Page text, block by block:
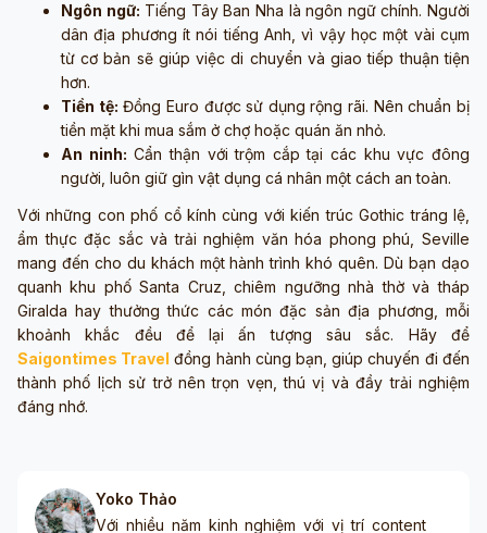
Ngôn ngữ: Tiếng Tây Ban Nha là ngôn ngữ chính. Người
dân địa phương ít nói tiếng Anh, vì vậy học một vài cụm
từ cơ bản sẽ giúp việc di chuyển và giao tiếp thuận tiện
hơn.
Tiền tệ: Đồng Euro được sử dụng rộng rãi. Nên chuẩn bị
tiền mặt khi mua sắm ở chợ hoặc quán ăn nhỏ.
An ninh: Cẩn thận với trộm cắp tại các khu vực đông
người, luôn giữ gìn vật dụng cá nhân một cách an toàn.
Với những con phố cổ kính cùng với kiến trúc Gothic tráng lệ,
ẩm thực đặc sắc và trải nghiệm văn hóa phong phú, Seville
mang đến cho du khách một hành trình khó quên. Dù bạn dạo
quanh khu phố Santa Cruz, chiêm ngưỡng nhà thờ và tháp
Giralda hay thưởng thức các món đặc sản địa phương, mỗi
khoảnh khắc đều để lại ấn tượng sâu sắc. Hãy để
Saigontimes Travel đồng hành cùng bạn, giúp chuyến đi đến
thành phố lịch sử trở nên trọn vẹn, thú vị và đầy trải nghiệm
đáng nhớ.
Yoko Thảo
Với nhiều năm kinh nghiệm với vị trí content